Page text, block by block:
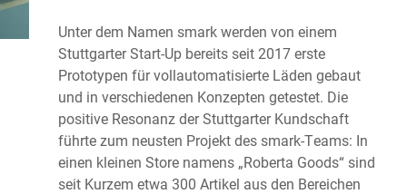
Unter dem Namen smark werden von einem
Stuttgarter Start-Up bereits seit 2017 erste
Prototypen für vollautomatisierte Läden gebaut
und in verschiedenen Konzepten getestet. Die
positive Resonanz der Stuttgarter Kundschaft
führte zum neusten Projekt des smark-Teams: In
einen kleinen Store namens „Roberta Goods“ sind
seit Kurzem etwa 300 Artikel aus den Bereichen